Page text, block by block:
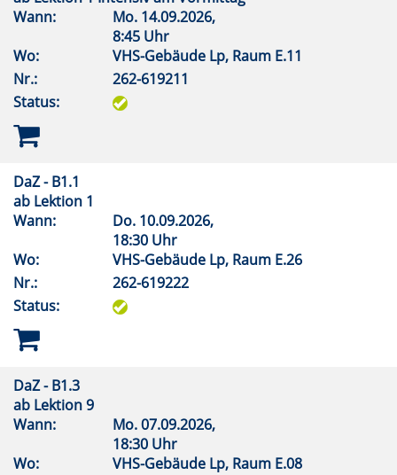
Wann:
Mo. 14.09.2026,
8:45 Uhr
Wo:
VHS-Gebäude Lp, Raum E.11
Nr.:
262-619211
Status:
DaZ - B1.1
ab Lektion 1
Wann:
Do. 10.09.2026,
18:30 Uhr
Wo:
VHS-Gebäude Lp, Raum E.26
Nr.:
262-619222
Status:
DaZ - B1.3
ab Lektion 9
Wann:
Mo.07.09.2026,
18:30 Uhr
Wo:
VHS-Gebäude Lp, Raum E.08